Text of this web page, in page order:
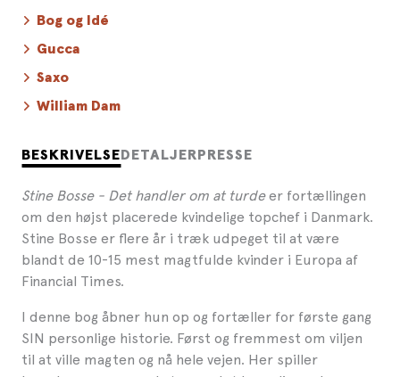
BESKRIVELSE DETALJER PRESSE
Stine Bosse - Det handler om at turdeer fortællingen
om den højst placerede kvindelige topchef i Danmark.
Stine Bosse er flere år i træk udpeget til at være
blandt de 10-15 mest magtfulde kvinder i Europa af
Financial Times.
I denne bog åbner hun op og fortæller for første gang
SIN personlige historie. Først og fremmest om viljen
til at ville magten og nå hele vejen. Her spiller
Bog og Idé
Gucca
Saxo
William Dam